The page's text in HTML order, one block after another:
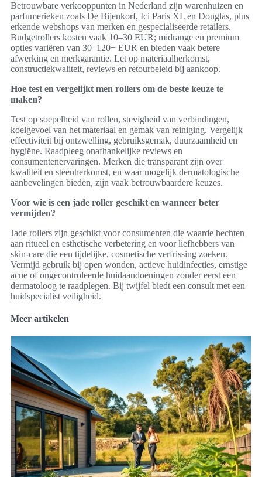
Betrouwbare verkooppunten in Nederland zijn warenhuizen en
parfumerieken zoals De Bijenkorf, Ici Paris XL en Douglas, plus
erkende webshops van merken en gespecialiseerde retailers.
Budgetrollers kosten vaak 10–30 EUR; midrange en premium
opties variëren van 30–120+ EUR en bieden vaak betere
afwerking en merkgarantie. Let op materiaalherkomst,
constructiekwaliteit, reviews en retourbeleid bij aankoop.
Hoe test en vergelijkt men rollers om de beste keuze te
maken?
Test op soepelheid van rollen, stevigheid van verbindingen,
koelgevoel van het materiaal en gemak van reiniging. Vergelijk
effectiviteit bij ontzwelling, gebruiksgemak, duurzaamheid en
hygiëne. Raadpleeg onafhankelijke reviews en
consumentenervaringen. Merken die transparant zijn over
kwaliteit en steenherkomst, en waar mogelijk dermatologische
aanbevelingen bieden, zijn vaak betrouwbaardere keuzes.
Voor wie is een jade roller geschikt en wanneer beter
vermijden?
Jade rollers zijn geschikt voor consumenten die waarde hechten
aan ritueel en esthetische verbetering en voor liefhebbers van
skin-care die een tijdelijke, cosmetische verfrissing zoeken.
Vermijd gebruik bij open wonden, actieve huidinfecties, ernstige
acne of ongecontroleerde huidaandoeningen zonder eerst een
dermatoloog te raadplegen. Bij twijfel biedt een consult met een
huidspecialist veiligheid.
Meer artikelen